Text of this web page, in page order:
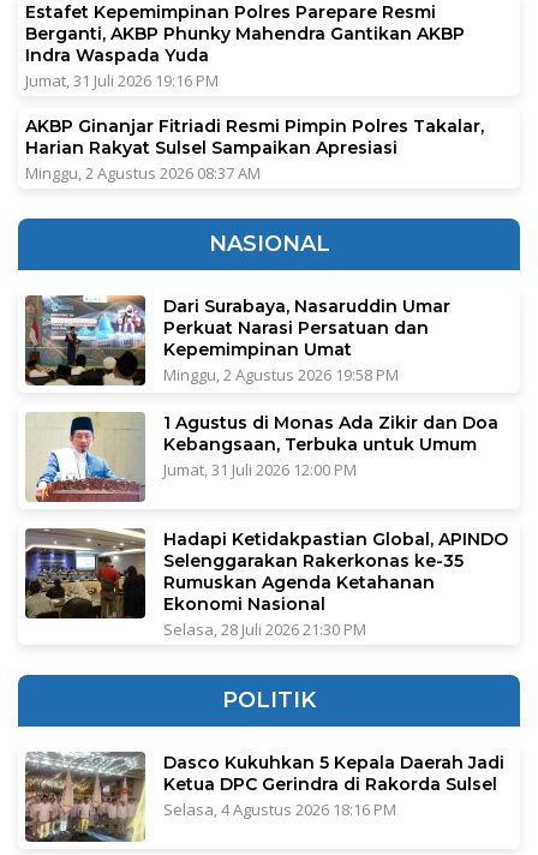
Estafet Kepemimpinan Polres Parepare Resmi
Berganti, AKBP Phunky Mahendra Gantikan AKBP
Indra Waspada Yuda
Jumat, 31 Juli 2026 19:16 PM
AKBP Ginanjar Fitriadi Resmi Pimpin Polres Takalar,
Harian Rakyat Sulsel Sampaikan Apresiasi
Minggu, 2 Agustus 2026 08:37 AM
NASIONAL
Dari Surabaya, Nasaruddin Umar
Perkuat Narasi Persatuan dan
Kepemimpinan Umat
Minggu, 2 Agustus 2026 19:58 PM
1 Agustus di Monas Ada Zikir dan Doa
Kebangsaan, Terbuka untuk Umum
Jumat, 31 Juli 2026 12:00 PM
Hadapi Ketidakpastian Global, APINDO
Selenggarakan Rakerkonas ke-35
Rumuskan Agenda Ketahanan
Ekonomi Nasional
Selasa, 28 Juli 2026 21:30 PM
POLITIK
Dasco Kukuhkan 5 Kepala Daerah Jadi
Ketua DPC Gerindra di Rakorda Sulsel
Selasa, 4 Agustus 2026 18:16 PM